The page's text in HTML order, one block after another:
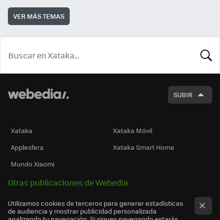
VER MÁS TEMAS
SUBIR
Xataka
Xataka Móvil
Applesfera
Xataka Smart Home
Mundo Xiaomi
Otras publicaciones de Webedia
Utilizamos cookies de terceros para generar estadísticas
de audiencia y mostrar publicidad personalizada